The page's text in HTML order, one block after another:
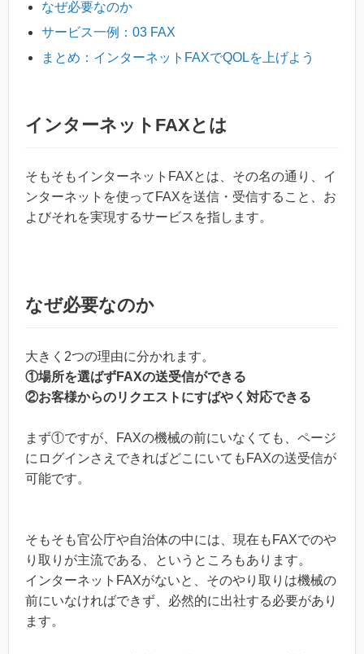
なぜ必要なのか
サービス一例：03 FAX
まとめ：インターネットFAXでQOLを上げよう
インターネットFAXとは
そもそもインターネットFAXとは、その名の通り、イ
ンターネットを使ってFAXを送信・受信すること、お
よびそれを実現するサービスを指します。
なぜ必要なのか
大きく2つの理由に分かれます。
①場所を選ばずFAXの送受信ができる
②お客様からのリクエストにすばやく対応できる
まず①ですが、FAXの機械の前にいなくても、ページ
にログインさえできればどこにいてもFAXの送受信が
可能です。
そもそも官公庁や自治体の中には、現在もFAXでのや
り取りが主流である、というところもあります。
インターネットFAXがないと、そのやり取りは機械の
前にいなければできず、必然的に出社する必要があり
ます。